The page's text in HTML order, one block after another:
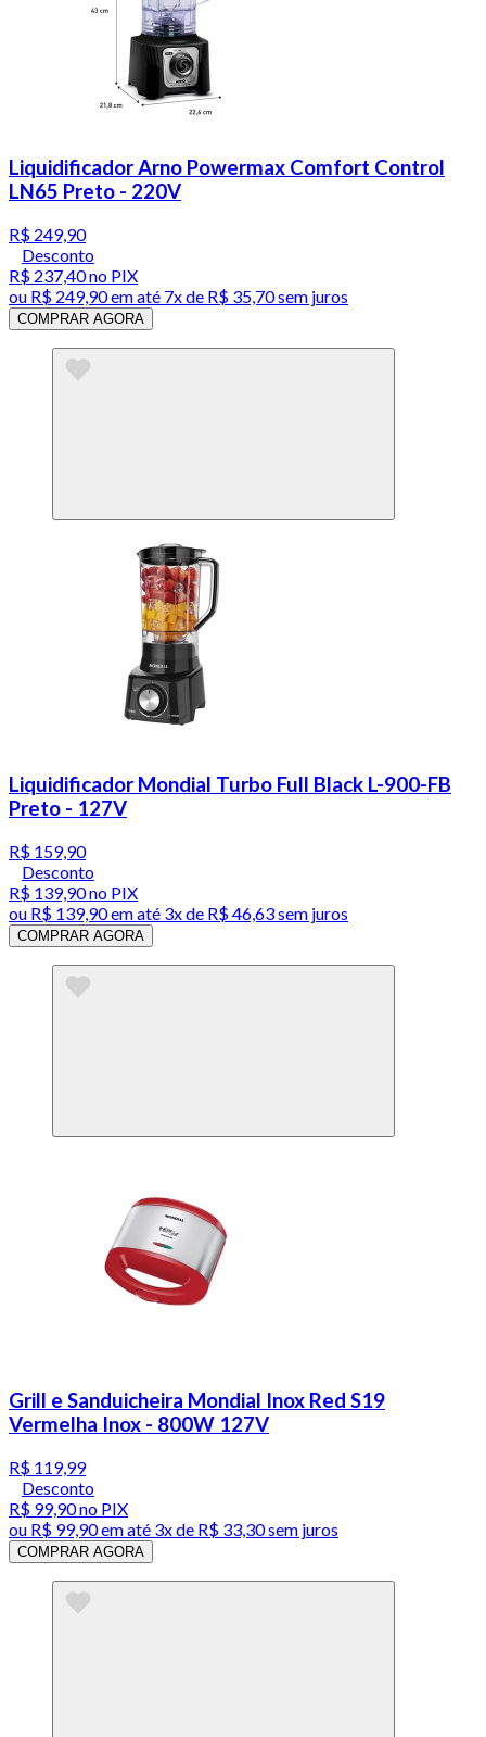
Liquidificador Arno Powermax Comfort Control
LN65 Preto - 220V
R$ 249,90
Desconto
R$ 237,40no PIX
ou R$ 249,90em até 7x de R$ 35,70 sem juros
COMPRAR AGORA
Liquidificador Mondial Turbo Full Black L-900-FB
Preto - 127V
R$ 159,90
Desconto
R$ 139,90no PIX
ou R$ 139,90em até 3x de R$ 46,63 sem juros
COMPRAR AGORA
Grill e Sanduicheira Mondial Inox Red S19
Vermelha Inox - 800W 127V
R$ 119,99
Desconto
R$ 99,90no PIX
ou R$ 99,90em até 3x de R$ 33,30 sem juros
COMPRAR AGORA